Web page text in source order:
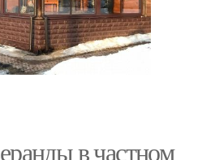
в частном